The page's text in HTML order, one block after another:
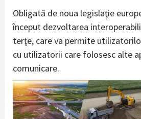
Obligată de noua legislaţie
început dezvoltarea
terţe, care va permite
cu utilizatorii care folosesc alte
comunicare.